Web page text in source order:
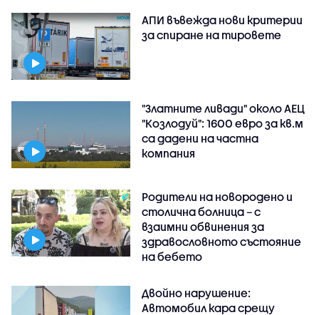
АПИ въвежда нови критерии
за спиране на тировете
"Златните ливади" около АЕЦ
"Козлодуй": 1600 евро за кв.м
са дадени на частна
компания
Родители на новородено и
столична болница – с
взаимни обвинения за
здравословното състояние
на бебето
Двойно нарушение:
Автомобил кара срещу